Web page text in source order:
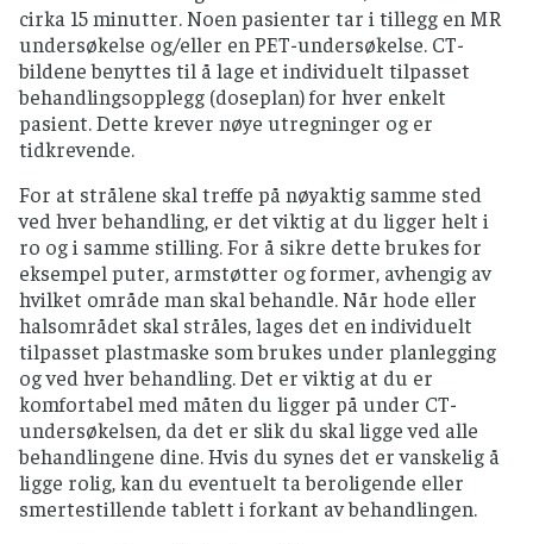
cirka 15 minutter. Noen pasienter tar i tillegg en MR
undersøkelse og/eller en PET-undersøkelse. CT-
bildene benyttes til å lage et individuelt tilpasset
behandlingsopplegg (doseplan) for hver enkelt
pasient. Dette krever nøye utregninger og er
tidkrevende.
For at strålene skal treffe på nøyaktig samme sted
ved hver behandling, er det viktig at du ligger helt i
ro og i samme stilling. For å sikre dette brukes for
eksempel puter, armstøtter og former, avhengig av
hvilket område man skal behandle. Når hode eller
halsområdet skal stråles, lages det en individuelt
tilpasset plastmaske som brukes under planlegging
og ved hver behandling. Det er viktig at du er
komfortabel med måten du ligger på under CT-
undersøkelsen, da det er slik du skal ligge ved alle
behandlingene dine. Hvis du synes det er vanskelig å
ligge rolig, kan du eventuelt ta beroligende eller
smertestillende tablett i forkant av behandlingen.